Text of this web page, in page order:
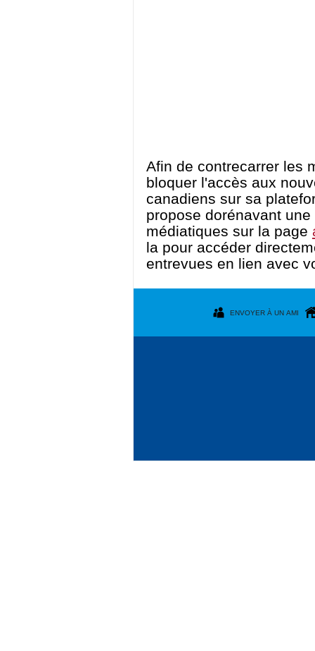
Afin de contrecarrer les
bloquer l'accès aux
canadiens sur sa
propose dorénavant
médiatiques sur la page
la pour accéder
entrevues en lien avec
ENVOYER À UN AMI